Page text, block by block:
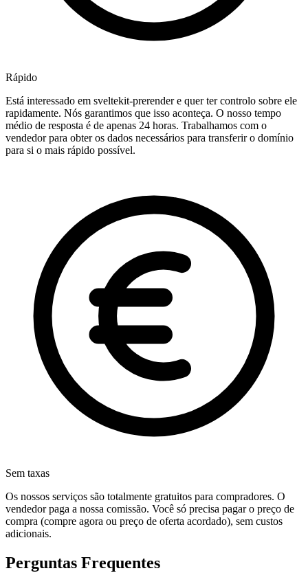
Rápido
Está interessado em sveltekit-prerender e quer ter controlo sobre ele
rapidamente. Nós garantimos que isso aconteça. O nosso tempo
médio de resposta é de apenas 24 horas. Trabalhamos com o
vendedor para obter os dados necessários para transferir o domínio
para si o mais rápido possível.
Sem taxas
Os nossos serviços são totalmente gratuitos para compradores. O
vendedor paga a nossa comissão. Você só precisa pagar o preço de
compra (compre agora ou preço de oferta acordado), sem custos
adicionais.
Perguntas Frequentes